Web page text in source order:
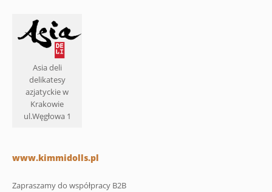
Asia deli
delikatesy
azjatyckie w
Krakowie
ul.Węgłowa 1
www.kimmidolls.pl
Zapraszamy do współpracy B2B